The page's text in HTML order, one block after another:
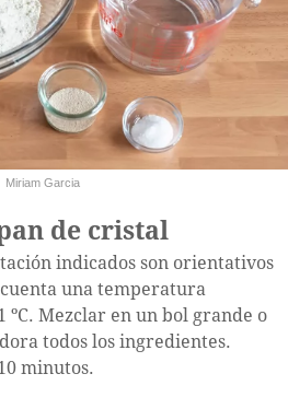
Miriam Garcia
de cristal
indicados son orientativos
una temperatura
ºC. Mezclar en un bol grande o
todos los ingredientes.
minutos.